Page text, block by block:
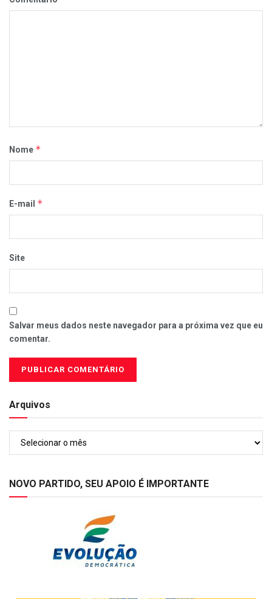
Nome *
E-mail *
Site
Salvar meus dados neste navegador para a próxima vez que eu
comentar.
Arquivos
NOVO PARTIDO, SEU APOIO É IMPORTANTE